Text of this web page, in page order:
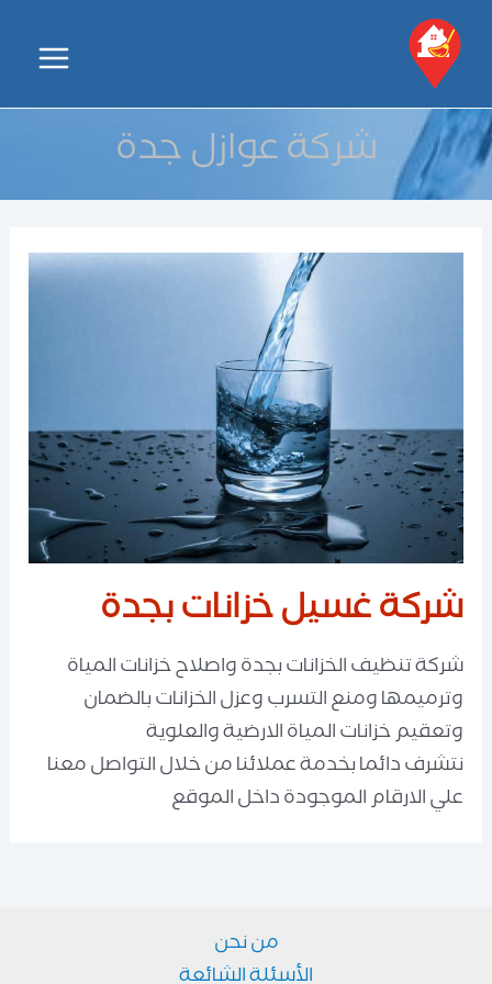
تخطي
المحتوى
Main
شركة عوازل جدة
شركة غسيل خزانات بجدة
شركة تنظيف الخزانات بجدة واصلاح خزانات المياة
وترميمها ومنع التسرب وعزل الخزانات بالضمان
وتعقيم خزانات المياة الارضية والعلوية
نتشرف دائما بخدمة عملائنا من خلال التواصل معنا
علي الارقام الموجودة داخل الموقع
من نحن